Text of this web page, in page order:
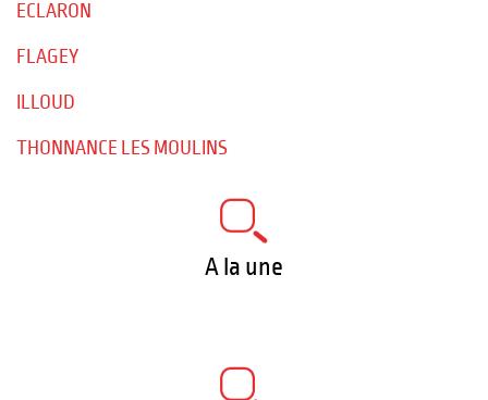
ECLARON
FLAGEY
ILLOUD
THONNANCE LES MOULINS
A la une